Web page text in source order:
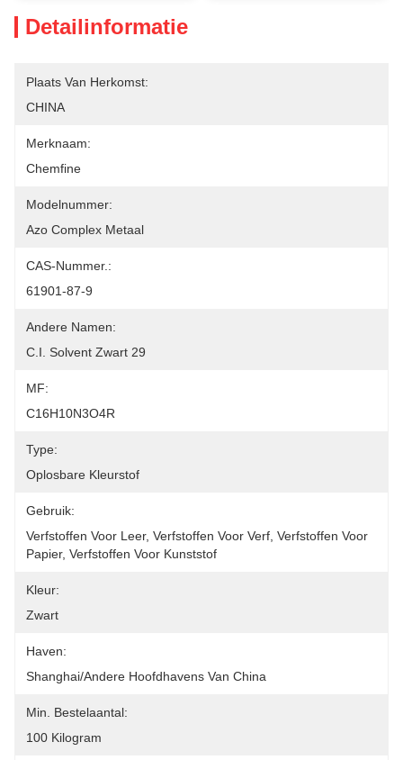
Detailinformatie
Plaats Van Herkomst:
CHINA
Merknaam:
Chemfine
Modelnummer:
Azo Complex Metaal
CAS-Nummer.:
61901-87-9
Andere Namen:
C.I. Solvent Zwart 29
MF:
C16H10N3O4R
Type:
Oplosbare Kleurstof
Gebruik:
Verfstoffen Voor Leer, Verfstoffen Voor Verf, Verfstoffen Voor
Papier, Verfstoffen Voor Kunststof
Kleur:
Zwart
Haven:
Shanghai/Andere Hoofdhavens Van China
Min. Bestelaantal:
100 Kilogram